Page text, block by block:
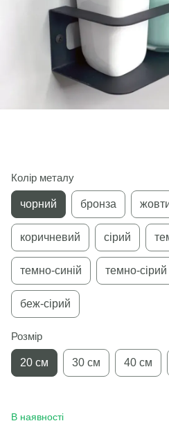
Колір металу
чорний бронза
коричневий сірий
темно-синій темно-сірий
беж-сірий
Розмір
20 см 30 см 40 см
В наявності